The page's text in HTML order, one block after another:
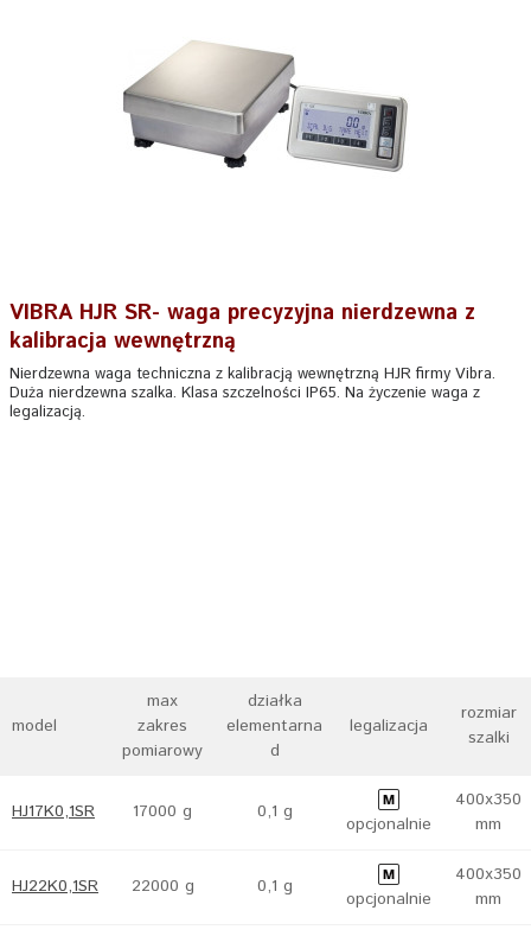
VIBRA HJR SR- waga precyzyjna nierdzewna z
kalibracja wewnętrzną
Nierdzewna waga techniczna z kalibracją wewnętrzną HJR firmy Vibra.
Duża nierdzewna szalka. Klasa szczelności IP65. Na życzenie waga z
legalizacją.
model
max
zakres
pomiarowy
działka
elementarna
d
legalizacja
rozmiar
szalki
HJ17K0,1SR 17000 g 0,1 g
opcjonalnie
400x350
mm
HJ22K0,1SR 22000 g 0,1 g
opcjonalnie
400x350
mm